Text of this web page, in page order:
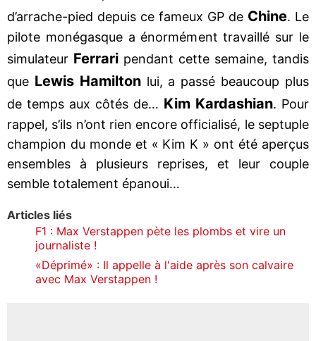
d’arrache-pied depuis ce fameux GP de Chine. Le
pilote monégasque a énormément travaillé sur le
simulateur Ferrari pendant cette semaine, tandis
que Lewis Hamiltonlui, a passé beaucoup plus
de temps aux côtés de… Kim Kardashian. Pour
rappel, s’ils n’ont rien encore officialisé, le septuple
champion du monde et « Kim K » ont été aperçus
ensembles à plusieurs reprises, et leur couple
semble totalement épanoui…
Articles liés
F1 : Max Verstappen pète les plombs et vire un
journaliste !
«Déprimé» : Il appelle à l'aide après son calvaire
avec Max Verstappen !